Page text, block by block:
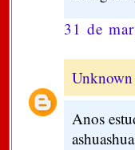
31 de
Unknown
Anos